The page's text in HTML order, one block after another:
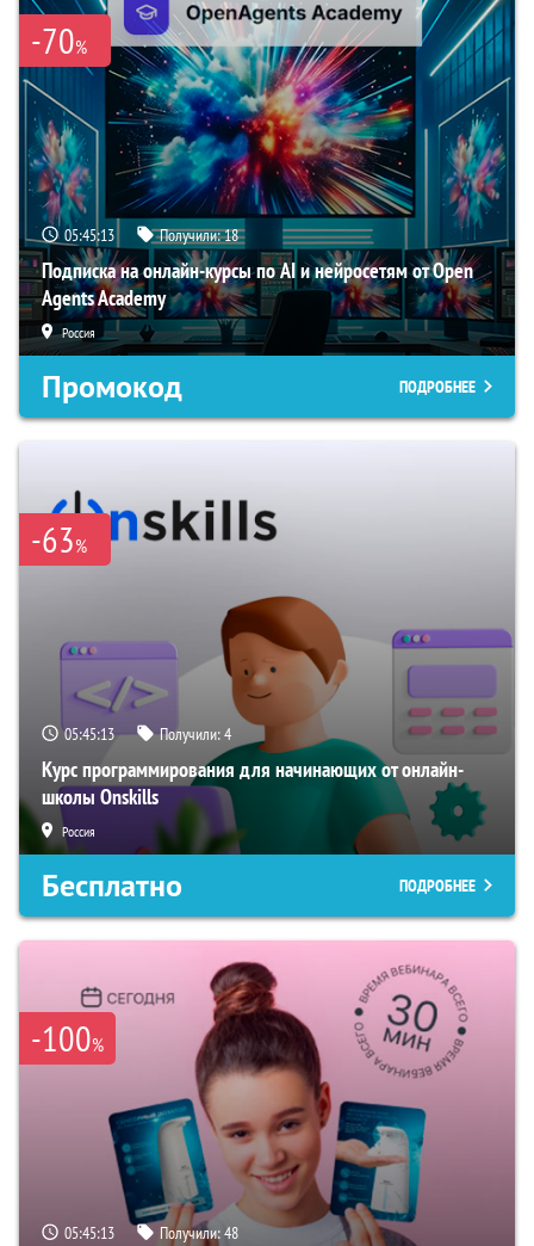
-70%
05:45:12 Получили:18
Подписка на онлайн-курсы по AI и нейросетям от Open
Agents Academy
Россия
Промокод ПОДРОБНЕЕ
-63%
05:45:12 Получили:4
Курс программирования для начинающих от онлайн-
школы Onskills
Россия
Бесплатно ПОДРОБНЕЕ
-100%
05:45:12 Получили:48